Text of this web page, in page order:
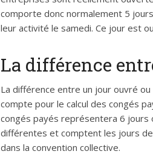
comporte donc normalement 5
leur activité le samedi. Ce jour est
La différence
La différence entre un jour ouvré
compte pour le calcul des congés
congés payés représentera 6 jours
différentes et comptent les jours de
dans la convention collective.